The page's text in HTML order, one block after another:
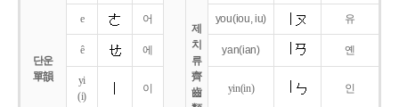
단운
單韻
제
치
류
齊
齒
e 어 you(iou,iu) 유
ê 에 yan(ian) 옌
yi
(i)
이 yin(in) 인